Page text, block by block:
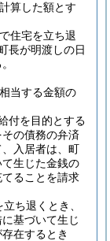
算した額とす
住宅を立ち退
長が明渡しの日
当する金額の
付を目的とする
の債務の弁済
入居者は、町
生じた金銭の
ることを請求
ち退くとき、
基づいて生じ
在するとき